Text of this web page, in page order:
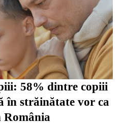
58% dintre copiii
în străinătate vor ca
România